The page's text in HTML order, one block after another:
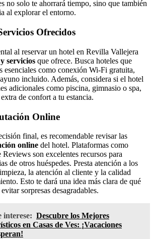
no solo te ahorrará tiempo, sino que también
al explorar el entorno.
Ofrecidos
al reservar un hotel en Revilla Vallejera
servicios que ofrece. Busca hoteles que
esenciales como conexión Wi-Fi gratuita,
incluido. Además, considera si el hotel
adicionales como piscina, gimnasio o spa,
de confort a tu estancia.
Online
final, es recomendable revisar las
online del hotel. Plataformas como
son excelentes recursos para
de otros huéspedes. Presta atención a los
la atención al cliente y la calidad
Esto te dará una idea más clara de qué
sorpresas desagradables.
interese: Descubre los Mejores
en Casas de Ves: ¡Vacaciones